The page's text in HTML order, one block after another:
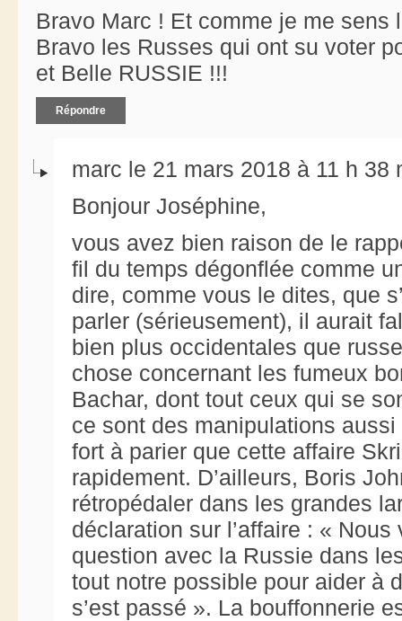
Bravo Marc ! Et comme je me sens
Bravo les Russes qui ont su voter
et Belle RUSSIE !!!
Répondre
marc le 21 mars 2018 à 11 h 38
Bonjour Joséphine,
vous avez bien raison de le
fil du temps dégonflée comme
dire, comme vous le dites, que
parler (sérieusement), il aurait
bien plus occidentales que
chose concernant les fumeux
Bachar, dont tout ceux qui se
ce sont des manipulations
fort à parier que cette affaire
rapidement. D’ailleurs, Boris
rétropédaler dans les grandes
déclaration sur l’affaire : «
question avec la Russie dans
tout notre possible pour aider à
s’est passé ». La bouffonnerie